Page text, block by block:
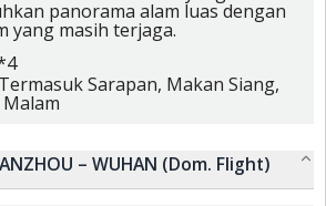
panorama alam luas dengan
yang masih terjaga.
Sarapan, Makan Siang,
– WUHAN (Dom. Flight)